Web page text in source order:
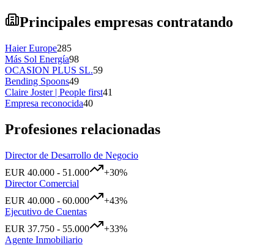
Principales empresas contratando
Haier Europe285
Más Sol Energía98
OCASION PLUS SL.59
Bending Spoons49
Claire Joster | People first41
Empresa reconocida40
Profesiones relacionadas
Director de Desarrollo de Negocio
EUR 40.000 - 51.000 +30%
Director Comercial
EUR 40.000 - 60.000 +43%
Ejecutivo de Cuentas
EUR 37.750 - 55.000 +33%
Agente Inmobiliario